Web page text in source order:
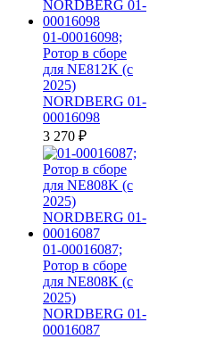
01-00016098;
Ротор в сборе
для NE812K (c
2025)
NORDBERG 01-
00016098
3 270 ₽
01-00016087;
Ротор в сборе
для NE808K (c
2025)
NORDBERG 01-
00016087